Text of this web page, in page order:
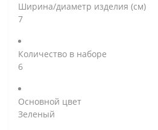
Ширина/диаметр изделия (см)
7
Количество в наборе
6
Основной цвет
Зеленый